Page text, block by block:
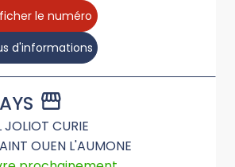
le numéro
d'informations
CURIE
OUEN L'AUMONE